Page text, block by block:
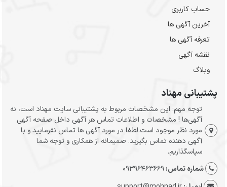
حساب کاربری
آخرین آگهی ها
تعرفه آگهی ها
نقشه آگهی
وبلاگ
پشتیبانی مهناد
توجه مهم: این مشخصات مربوط به پشتیبانی سایت مهناد است، نه
آگهی‌ها ! مشخصات و اطلاعات تماس هر آگهی داخل صفحه آگهی
مورد نظر موجود است.لطفا در مورد آگهی ها تماس نفرمایید و با
آگهی دهنده تماس بگیرید. صمیمانه از همکاری و توجه شما
سپاسگذاریم.
شماره تماس:09396463669